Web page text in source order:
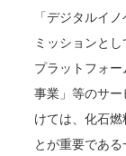
「デジタルイ
ミッションと
プラットフォ
事業」等のサ
けては、化石
とが重要であ